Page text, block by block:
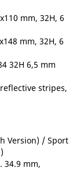
mm, 32H, 6
mm, 32H, 6
32H 6,5 mm
stripes,
Version) / Sport
34.9 mm,